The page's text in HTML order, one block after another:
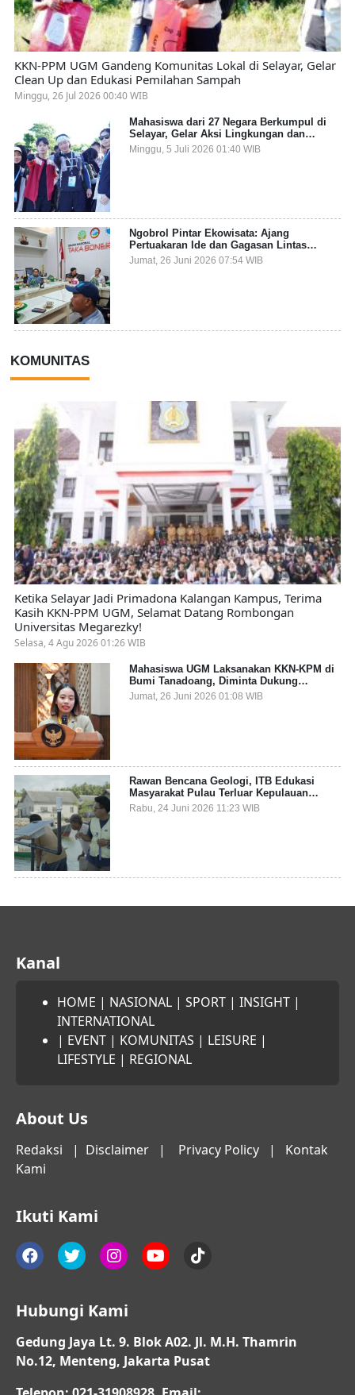
KKN-PPM UGM Gandeng Komunitas Lokal di Selayar, Gelar
Clean Up dan Edukasi Pemilahan Sampah
Minggu, 26 Jul 2026 00:40 WIB
Mahasiswa dari 27 Negara Berkumpul di
Selayar, Gelar Aksi Lingkungan dan
Dalami Kearifan Lokal Bumi Tanadoang
Minggu, 5 Juli 2026 01:40 WIB
Ngobrol Pintar Ekowisata: Ajang
Pertuakaran Ide dan Gagasan Lintas
Sektor
Jumat, 26 Juni 2026 07:54 WIB
KOMUNITAS
Ketika Selayar Jadi Primadona Kalangan Kampus, Terima
Kasih KKN-PPM UGM, Selamat Datang Rombongan
Universitas Megarezky!
Selasa, 4 Agu 2026 01:26 WIB
Mahasiswa UGM Laksanakan KKN-KPM di
Bumi Tanadoang, Diminta Dukung
Gemerlap dan Beri Solusi pada Persoalan
Sampah Pesisir
Jumat, 26 Juni 2026 01:08 WIB
Rawan Bencana Geologi, ITB Edukasi
Masyarakat Pulau Terluar Kepulauan
Selayar Terkait Mitigasi Berbasis Kawasan
Pesisir
Rabu, 24 Juni 2026 11:23 WIB
Kanal
HOME | NASIONAL | SPORT | INSIGHT |
INTERNATIONAL
| EVENT | KOMUNITAS | LEISURE |
LIFESTYLE | REGIONAL
About Us
Redaksi | Disclaimer | Privacy Policy | Kontak
Kami
Ikuti Kami
Hubungi Kami
Gedung Jaya Lt. 9. Blok A02. Jl. M.H. Thamrin
No.12, Menteng, Jakarta Pusat